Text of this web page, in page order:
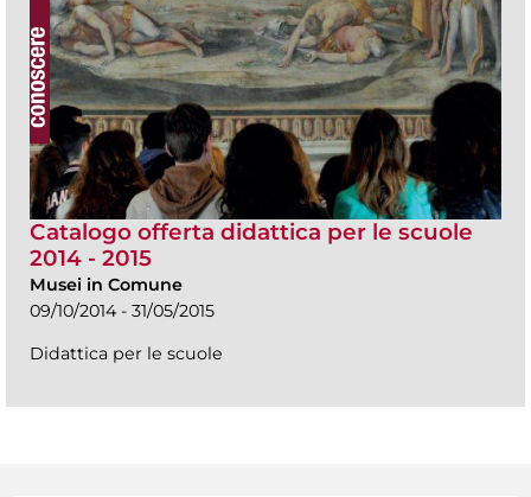
Catalogo offerta didattica per le scuole
2014 - 2015
Musei in Comune
09/10/2014 - 31/05/2015
Didattica per le scuole